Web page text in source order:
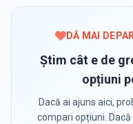
DĂ MAI
Știm cât e de
opțiuni
Dacă ai ajuns aici,
compari opțiuni.